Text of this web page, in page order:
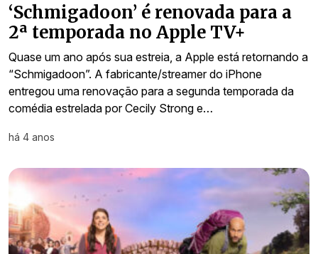
‘Schmigadoon’ é renovada para a
2ª temporada no Apple TV+
Quase um ano após sua estreia, a Apple está retornando a
“Schmigadoon”. A fabricante/streamer do iPhone
entregou uma renovação para a segunda temporada da
comédia estrelada por Cecily Strong e…
há 4 anos